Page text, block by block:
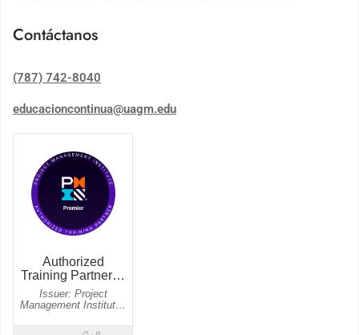
Contáctanos
(787) 742-8040
educacioncontinua@uagm.edu